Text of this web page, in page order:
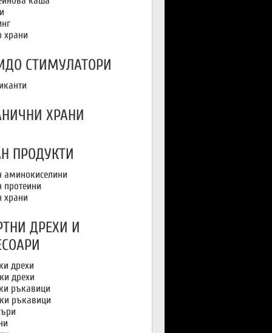
храни
СТИМУЛАТОРИ
ХРАНИ
ПРОДУКТИ
аминокиселини
протеини
храни
ДРЕХИ И
дрехи
дрехи
ръкавици
ръкавици